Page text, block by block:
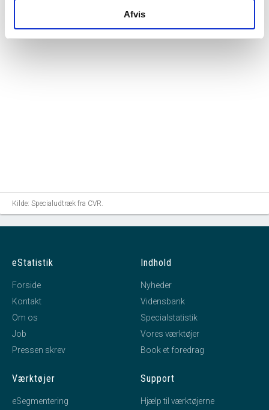
Afvis
Kilde: Specialudtræk fra CVR.
eStatistik
Forside
Kontakt
Om os
Job
Pressen skrev
Indhold
Nyheder
Vidensbank
Specialstatistik
Vores værktøjer
Book et foredrag
Værktøjer
eSegmentering
Support
Hjælp til værktøjerne